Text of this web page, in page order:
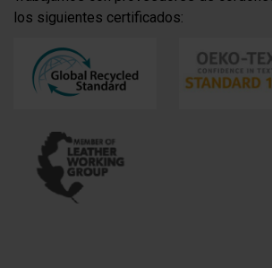
los siguientes certificados: